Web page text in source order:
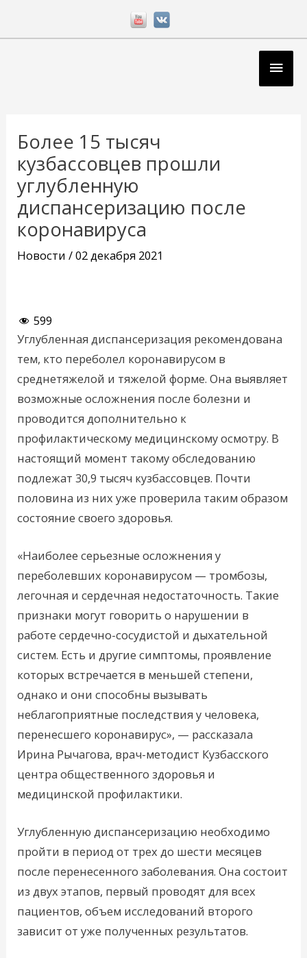
Более 15 тысяч
кузбассовцев прошли
углубленную
диспансеризацию после
коронавируса
Новости /02 декабря 2021
599
Углубленная диспансеризация рекомендована
тем, кто переболел коронавирусом в
среднетяжелой и тяжелой форме. Она выявляет
возможные осложнения после болезни и
проводится дополнительно к
профилактическому медицинскому осмотру. В
настоящий момент такому обследованию
подлежат 30,9 тысяч кузбассовцев. Почти
половина из них уже проверила таким образом
состояние своего здоровья.
«Наиболее серьезные осложнения у
переболевших коронавирусом — тромбозы,
легочная и сердечная недостаточность. Такие
признаки могут говорить о нарушении в
работе сердечно-сосудистой и дыхательной
систем. Есть и другие симптомы, проявление
которых встречается в меньшей степени,
однако и они способны вызывать
неблагоприятные последствия у человека,
перенесшего коронавирус», — рассказала
Ирина Рычагова, врач-методист Кузбасского
центра общественного здоровья и
медицинской профилактики.
Углубленную диспансеризацию необходимо
пройти в период от трех до шести месяцев
после перенесенного заболевания. Она состоит
из двух этапов, первый проводят для всех
пациентов, объем исследований второго
зависит от уже полученных результатов.
записям